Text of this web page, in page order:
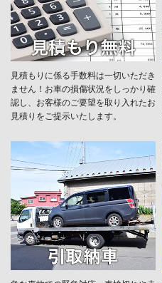
見積もりに係る手数料は一切いただき
ません！お車の損傷状況をしっかり確
認し、お客様のご要望を取り入れたお
見積りをご提示いたします。